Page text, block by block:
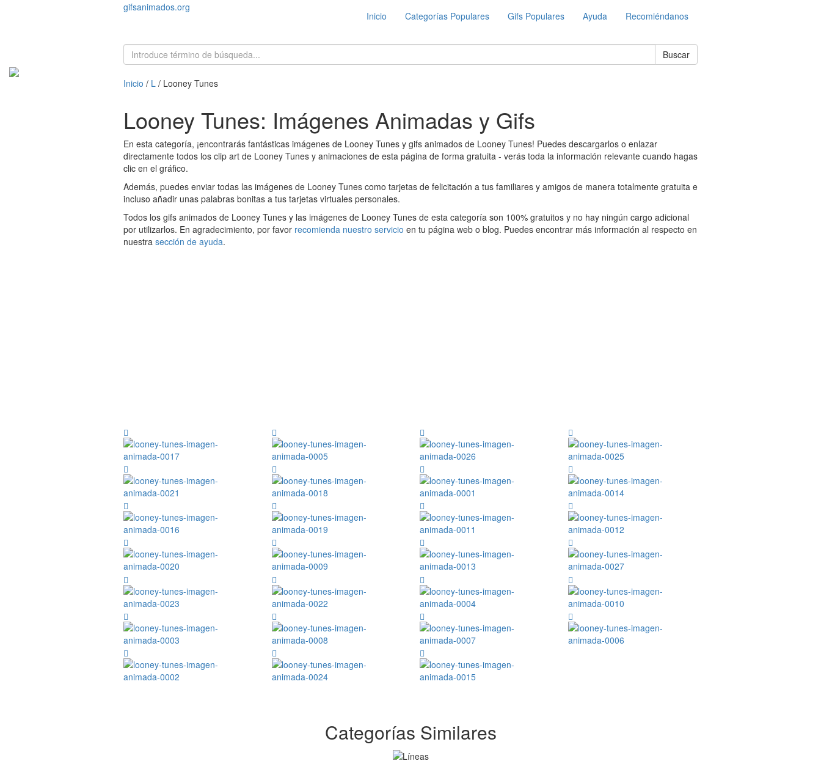
gifsanimados.org
Inicio Categorías Populares Gifs Populares Ayuda Recomiéndanos
Buscar
Inicio / L / Looney Tunes
Looney Tunes: Imágenes Animadas y Gifs
En esta categoría, ¡encontrarás fantásticas imágenes de Looney Tunes y gifs animados de Looney Tunes! Puedes descargarlos o enlazar
directamente todos los clip art de Looney Tunes y animaciones de esta página de forma gratuita - verás toda la información relevante cuando hagas
clic en el gráfico.
Además, puedes enviar todas las imágenes de Looney Tunes como tarjetas de felicitación a tus familiares y amigos de manera totalmente gratuita e
incluso añadir unas palabras bonitas a tus tarjetas virtuales personales.
Todos los gifs animados de Looney Tunes y las imágenes de Looney Tunes de esta categoría son 100% gratuitos y no hay ningún cargo adicional
por utilizarlos. En agradecimiento, por favor recomienda nuestro servicio en tu página web o blog. Puedes encontrar más información al respecto en
nuestra sección de ayuda.
Categorías Similares